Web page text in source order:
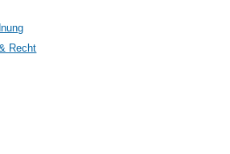
Recht